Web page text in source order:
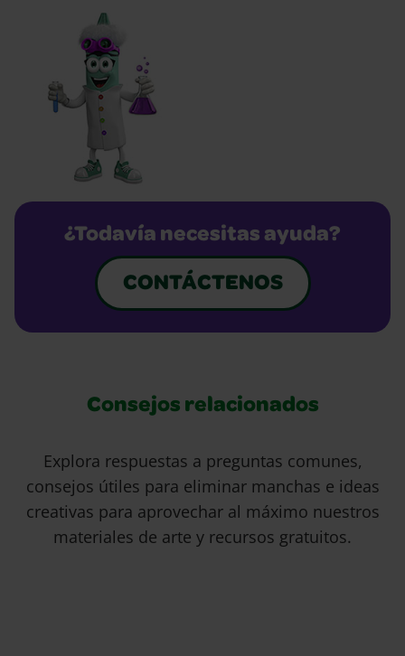
¿Todavía necesitas ayuda?
CONTÁCTENOS
Consejos relacionados
Explora respuestas a preguntas comunes,
consejos útiles para eliminar manchas e ideas
creativas para aprovechar al máximo nuestros
materiales de arte y recursos gratuitos.